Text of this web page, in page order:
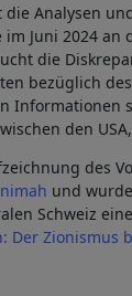
Analysen
Juni 2024 an
die
bezüglich
Informationen
den
des
und
Schweiz
Der Zionismus